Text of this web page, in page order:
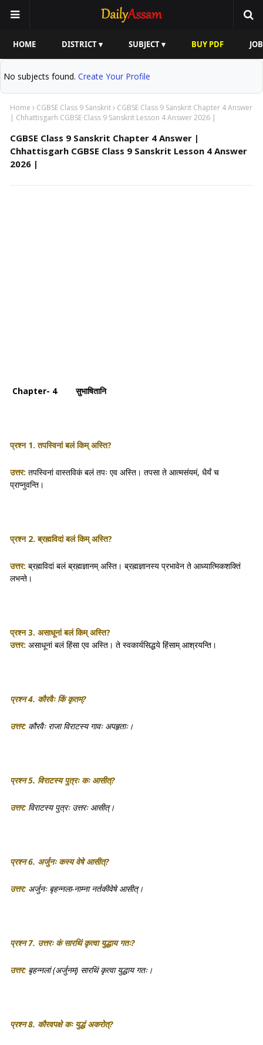
HOME DISTRICT ▾ SUBJECT ▾ BUY PDF
No subjects found. Create Your Profile
Home CGBSE Class 9 Sanskrit
CGBSE Class 9 Sanskrit Chapter 4 Answer
| Chhattisgarh CGBSE Class 9 Sanskrit Lesson 4 Answer 2026 |
CGBSE Class 9 Sanskrit Chapter 4 Answer |
Chhattisgarh CGBSE Class 9 Sanskrit Lesson 4 Answer
2026 |
Chapter- 4 सुभाषितानि
प्रश्न 1. तपस्विनां बलं किम् अस्ति?
उत्तर: तपस्विनां वास्तविकं बलं तपः एव अस्ति। तपसा ते आत्मसंयमं, धैर्यं च
प्राप्नुवन्ति।
प्रश्न 2. ब्रह्मविदां बलं किम् अस्ति?
उत्तर: ब्रह्मविदां बलं ब्रह्मज्ञानम् अस्ति। ब्रह्मज्ञानस्य प्रभावेन ते आध्यात्मिकशक्तिं
लभन्ते।
प्रश्न 3. असाधूनां बलं किम् अस्ति?
उत्तर: असाधूनां बलं हिंसा एव अस्ति। ते स्वकार्यसिद्धये हिंसाम् आश्रयन्ति।
प्रश्न 4. कौरवैः किं कृतम्?
उत्तर: कौरवैः राजा विराटस्य गावः अपहृताः।
प्रश्न 5. विराटस्य पुत्रः कः आसीत्?
उत्तर: विराटस्य पुत्रः उत्तरः आसीत्।
प्रश्न 6. अर्जुनः कस्य वेषे आसीत्?
उत्तर: अर्जुनः बृहन्नला-नाम्ना नर्तकीवेषे आसीत्।
प्रश्न 7. उत्तरः कं सारथिं कृत्वा युद्धाय गतः?
उत्तर: बृहन्नलां (अर्जुनम्) सारथिं कृत्वा युद्धाय गतः।
प्रश्न 8. कौरवपक्षे कः युद्धं अकरोत्?